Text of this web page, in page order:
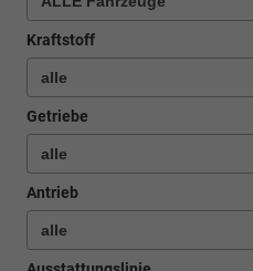
Kraftstoff
Getriebe
Antrieb